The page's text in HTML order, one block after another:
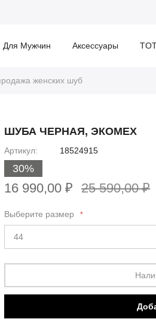
Для Мужчин Аксессуары
женских шуб
ШУБА ЧЕРНАЯ, ЭКОМЕХ
Артикул 18524915
30%
16 990,00 ₽ 25 590,00 ₽
Выберите размер